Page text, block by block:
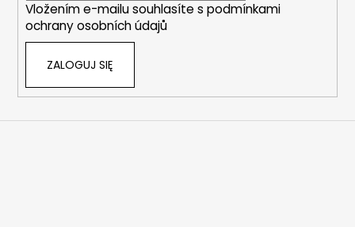
Vložením e-mailu souhlasíte s podmínkami
ochrany osobních údajů
ZALOGUJ SIĘ